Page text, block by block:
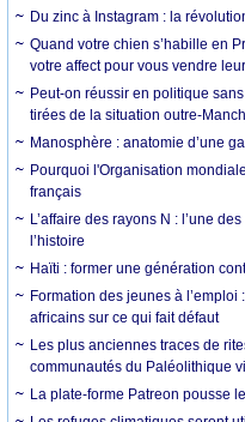
Du zinc à Instagram : la
Quand votre chien s’habille en
votre affect pour vous vendre
Peut-on réussir en politique
tirées de la situation outre-
Manosphère : anatomie d’une
Pourquoi l'Organisation
français
L’affaire des rayons N : l’une
l’histoire
Haïti : former une génération
Formation des jeunes à
africains sur ce qui fait défaut
Les plus anciennes traces de
communautés du Paléolithique
La plate-forme Patreon pousse